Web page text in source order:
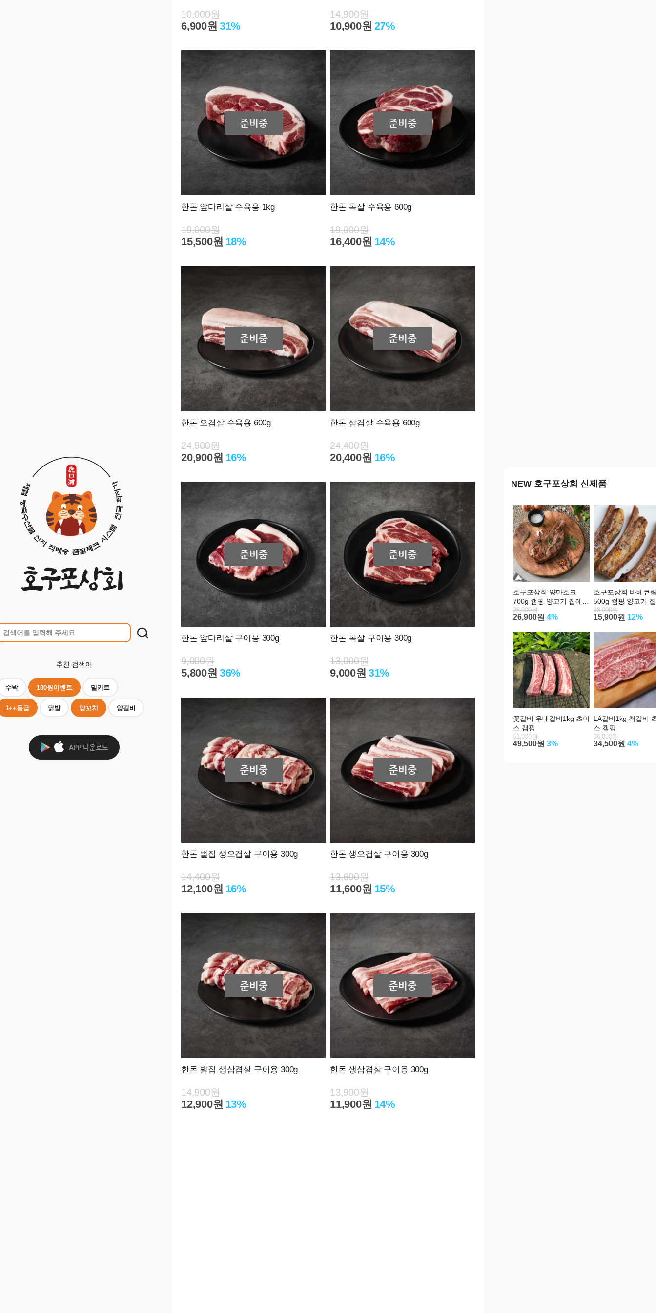
추천 검색어
수박 100원이벤트 밀키트
1++등급 닭발 양꼬치 양갈비
NEW 호구포상회 신제품
호구포상회 양마호크
700g 캠핑 양고기 집에서
양갈비 양꼬치 어린 숄더
랙 파는곳
28,000원
26,900원 4%
호구포상회 바베큐
500g 캠핑 양고기
양갈비 양꼬치 어린 양마
호크 숄더랙 파는곳
18,000원
15,900원 12%
꽃갈비 우대갈비1kg 초이
스 캠핑
51,000원
49,500원 3%
LA갈비1kg 척갈비
스 캠핑
36,000원
34,500원 4%
10,000원
6,900원 31%
14,900원
10,900원 27%
한돈 앞다리살 수육용 1kg
19,000원
15,500원 18%
한돈 목살 수육용 600g
19,000원
16,400원 14%
한돈 오겹살 수육용 600g
24,900원
20,900원 16%
한돈 삼겹살 수육용 600g
24,400원
20,400원 16%
한돈 앞다리살 구이용 300g
9,000원
5,800원 36%
한돈 목살 구이용 300g
13,000원
9,000원 31%
한돈 벌집 생오겹살 구이용 300g
14,400원
12,100원 16%
한돈 생오겹살 구이용 300g
13,600원
11,600원 15%
한돈 벌집 생삼겹살 구이용 300g
14,900원
12,900원 13%
한돈 생삼겹살 구이용 300g
13,900원
11,900원 14%